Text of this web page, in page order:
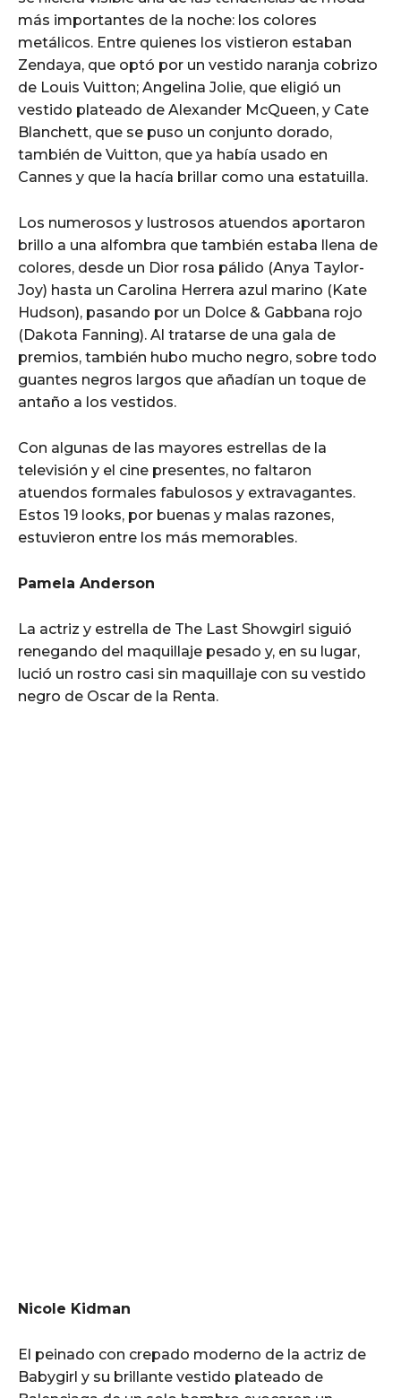
más importantes de la noche: los colores
metálicos. Entre quienes los vistieron estaban
Zendaya, que optó por un vestido naranja cobrizo
de Louis Vuitton; Angelina Jolie, que eligió un
vestido plateado de Alexander McQueen, y Cate
Blanchett, que se puso un conjunto dorado,
también de Vuitton, que ya había usado en
Cannes y que la hacía brillar como una estatuilla.
Los numerosos y lustrosos atuendos aportaron
brillo a una alfombra que también estaba llena de
colores, desde un Dior rosa pálido (Anya Taylor-
Joy) hasta un Carolina Herrera azul marino (Kate
Hudson), pasando por un Dolce & Gabbana rojo
(Dakota Fanning). Al tratarse de una gala de
premios, también hubo mucho negro, sobre todo
guantes negros largos que añadían un toque de
antaño a los vestidos.
Con algunas de las mayores estrellas de la
televisión y el cine presentes, no faltaron
atuendos formales fabulosos y extravagantes.
Estos 19 looks, por buenas y malas razones,
estuvieron entre los más memorables.
Pamela Anderson
La actriz y estrella de The Last Showgirl siguió
renegando del maquillaje pesado y, en su lugar,
lució un rostro casi sin maquillaje con su vestido
negro de Oscar de la Renta.
Nicole Kidman
El peinado con crepado moderno de la actriz de
Babygirl y su brillante vestido plateado de